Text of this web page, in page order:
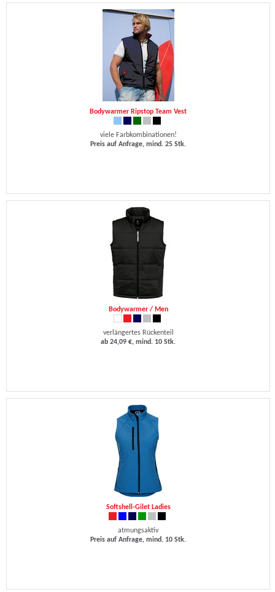
Bodywarmer Ripstop Team Vest
viele Farbkombinationen!
Preis auf Anfrage, mind. 25 Stk.
Bodywarmer / Men
verlängertes Rückenteil
ab 24,09 €, mind. 10 Stk.
Softshell-Gilet Ladies
atmungsaktiv
Preis auf Anfrage, mind. 10 Stk.